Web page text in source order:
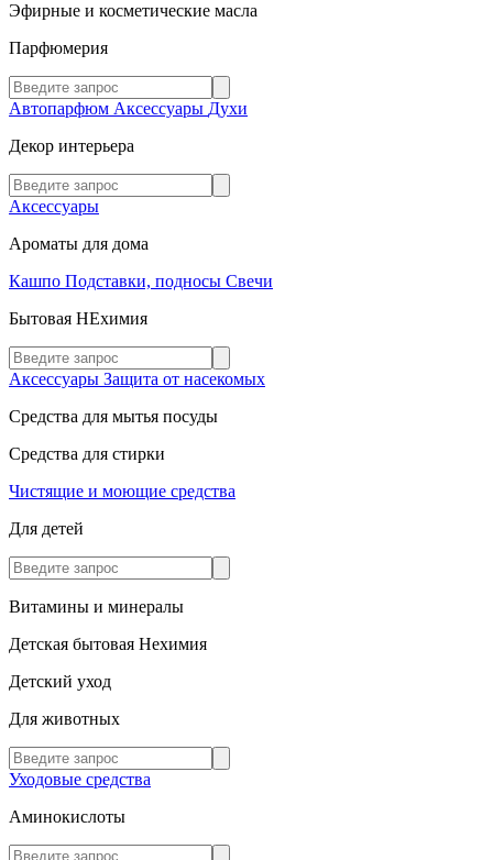
Эфирные и косметические масла
Парфюмерия
Автопарфюм Аксессуары Духи
Декор интерьера
Аксессуары
Ароматы для дома
Кашпо Подставки, подносы Свечи
Бытовая НЕхимия
Аксессуары Защита от насекомых
Средства для мытья посуды
Средства для стирки
Чистящие и моющие средства
Для детей
Витамины и минералы
Детская бытовая Нехимия
Детский уход
Для животных
Уходовые средства
Аминокислоты